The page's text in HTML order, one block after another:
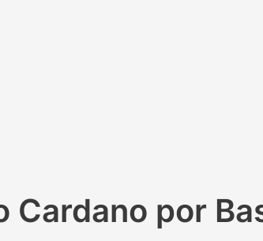
Cardano por